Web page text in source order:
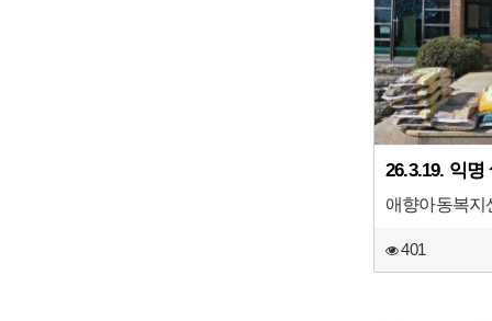
26.3.19. 익
애향아동복지
401